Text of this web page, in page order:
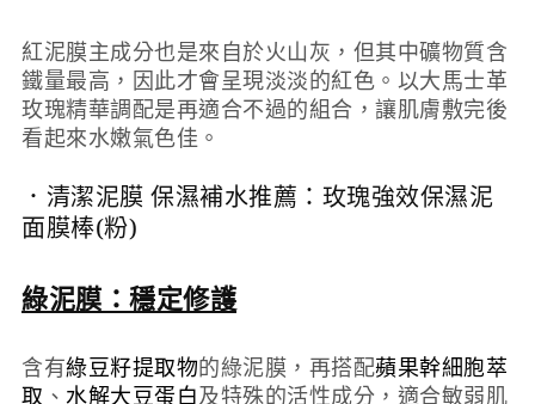
紅泥膜主成分也是來自於火山灰，但其中礦物質含
鐵量最高，因此才會呈現淡淡的紅色。以大馬士革
玫瑰精華調配是再適合不過的組合，讓肌膚敷完後
看起來水嫩氣色佳。
．清潔泥膜 保濕補水推薦： 玫瑰強效保濕泥
面膜棒(粉)
綠泥膜：穩定修護
含有綠豆籽提取物的綠泥膜，再搭配蘋果幹細胞萃
取 、 水解大豆蛋白 及特殊的活性成分，適合敏弱肌